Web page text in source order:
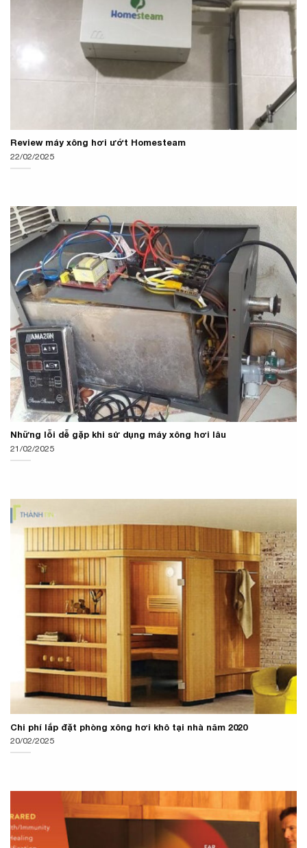
Review máy xông hơi ướt Homesteam
22/02/2025
Những lỗi dễ gặp khi sử dụng máy xông hơi lâu
21/02/2025
Chi phí lắp đặt phòng xông hơi khô tại nhà năm 2020
20/02/2025